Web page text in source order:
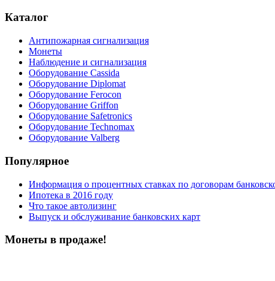
Каталог
Антипожарная сигнализация
Монеты
Наблюдение и сигнализация
Оборудование Cassida
Оборудование Diplomat
Оборудование Ferocon
Оборудование Griffon
Оборудование Safetronics
Оборудование Technomax
Оборудование Valberg
Популярное
Информация о процентных ставках по договорам
Ипотека в 2016 году
Что такое автолизинг
Выпуск и обслуживание банковских карт
Монеты в продаже!